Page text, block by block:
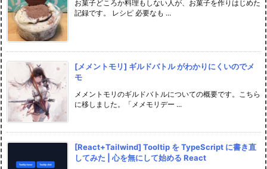
お菓子どころか料理もしない人が、お菓子を作りはじめた
記録です。 レシピ 必要なも ...
[メメントモリ] ギルドバトル がわかりにくいのでメ
モ
メメントモリのギルドバトルについての概要です。こちら
に移しました。「メメモリデー ...
[React+Tailwind] Tooltip を TypeScript に書き直
してみた | 心を無にして始める React